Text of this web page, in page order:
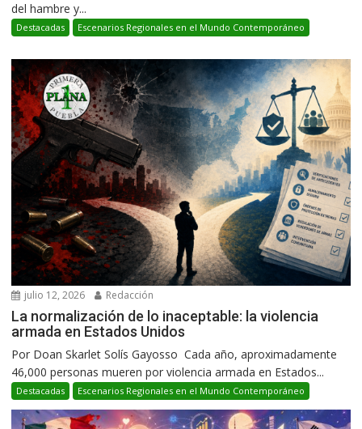
del hambre y...
Destacadas Escenarios Regionales en el Mundo Contemporáneo
julio 12, 2026 Redacción
La normalización de lo inaceptable: la violencia
armada en Estados Unidos
Por Doan Skarlet Solís Gayosso Cada año, aproximadamente
46,000 personas mueren por violencia armada en Estados...
Destacadas Escenarios Regionales en el Mundo Contemporáneo